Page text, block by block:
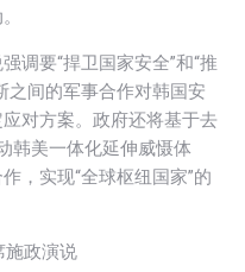
调要“捍卫国家安全”和“推
之间的军事合作对韩国安
对方案。政府还将基于去
韩美一体化延伸威慑体
，实现“全球枢纽国家”的